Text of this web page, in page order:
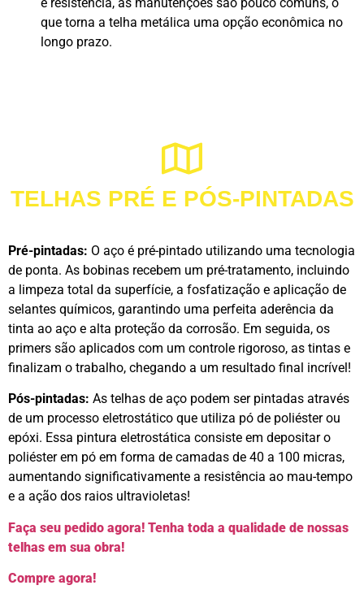
que torna a telha metálica uma opção econômica no
longo prazo.
TELHAS PRÉ E PÓS-PINTADAS
Pré-pintadas: O aço é pré-pintado utilizando uma tecnologia
de ponta. As bobinas recebem um pré-tratamento, incluindo
a limpeza total da superfície, a fosfatização e aplicação de
selantes químicos, garantindo uma perfeita aderência da
tinta ao aço e alta proteção da corrosão. Em seguida, os
primers são aplicados com um controle rigoroso, as tintas e
finalizam o trabalho, chegando a um resultado final incrível!
Pós-pintadas: As telhas de aço podem ser pintadas através
de um processo eletrostático que utiliza pó de poliéster ou
epóxi. Essa pintura eletrostática consiste em depositar o
poliéster em pó em forma de camadas de 40 a 100 micras,
aumentando significativamente a resistência ao mau-tempo
e a ação dos raios ultravioletas!
Faça seu pedido agora! Tenha toda a qualidade de nossas
telhas em sua obra!
Compre agora!